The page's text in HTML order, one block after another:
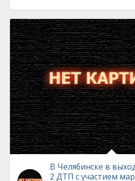
В Челябинске в
2 ДТП с участием